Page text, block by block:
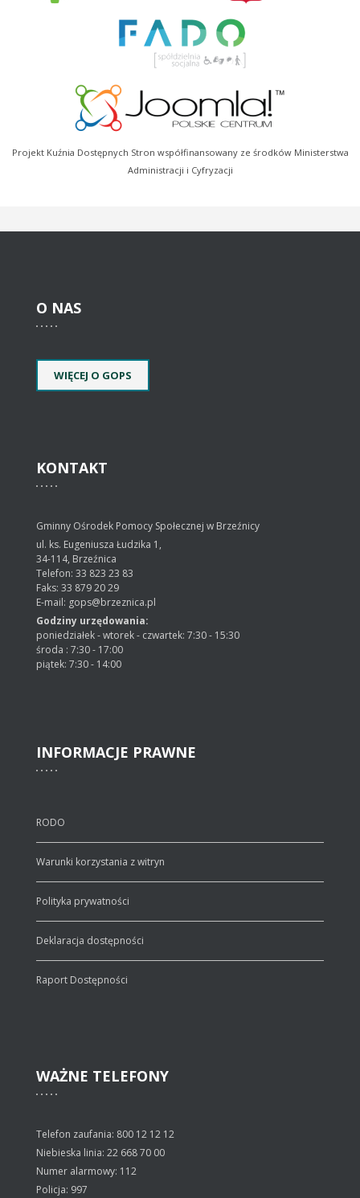
Projekt Kuźnia Dostępnych Stron współfinansowany ze środków Ministerstwa
Administracji i Cyfryzacji
O NAS
WIĘCEJ O GOPS
KONTAKT
Gminny Ośrodek Pomocy Społecznej w Brzeźnicy
ul. ks. Eugeniusza Łudzika 1,
34-114, Brzeźnica
Telefon: 33 823 23 83
Faks: 33 879 20 29
E-mail: gops@brzeznica.pl
Godziny urzędowania:
poniedziałek - wtorek - czwartek: 7:30 - 15:30
środa : 7:30 - 17:00
piątek: 7:30 - 14:00
INFORMACJE PRAWNE
RODO
Warunki korzystania z witryn
Polityka prywatności
Deklaracja dostępności
Raport Dostępności
WAŻNE TELEFONY
Telefon zaufania: 800 12 12 12
Niebieska linia: 22 668 70 00
Numer alarmowy: 112
Policja: 997